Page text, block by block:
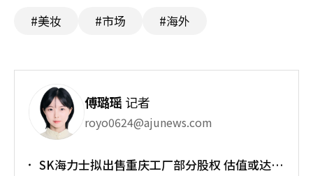
#美妆 #市场 #海外
傅璐瑶 记者
royo0624@ajunews.com
SK海力士拟出售重庆工厂部分股权 估值或达